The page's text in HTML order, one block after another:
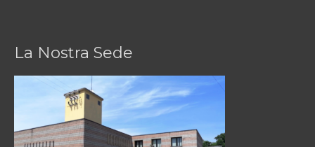
La Nostra Sede